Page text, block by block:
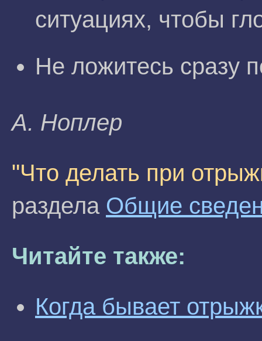
ситуациях, чтобы
Не ложитесь сразу
A. Hoплep
"Что делать при
раздела Общие
Читайте также:
Когда бывает